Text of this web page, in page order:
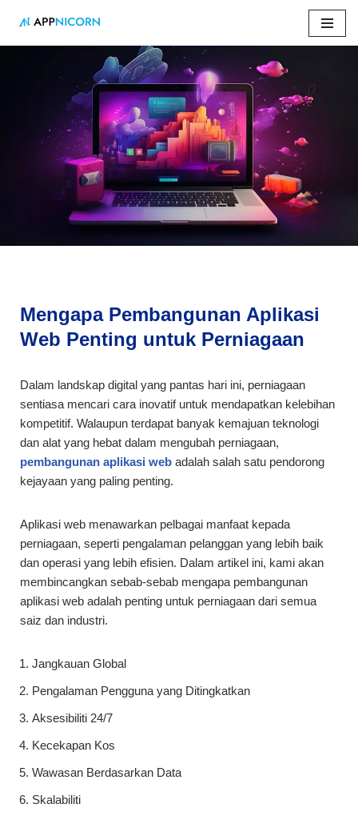
Skip
Mengapa Pembangunan Aplikasi Web Penting untuk
Perniagaan
Mengapa Pembangunan Aplikasi
Web Penting untuk Perniagaan
Dalam landskap digital yang pantas hari ini, perniagaan
sentiasa mencari cara inovatif untuk mendapatkan kelebihan
kompetitif. Walaupun terdapat banyak kemajuan teknologi
dan alat yang hebat dalam mengubah perniagaan,
pembangunan aplikasi web adalah salah satu pendorong
kejayaan yang paling penting.
Aplikasi web menawarkan pelbagai manfaat kepada
perniagaan, seperti pengalaman pelanggan yang lebih baik
dan operasi yang lebih efisien. Dalam artikel ini, kami akan
membincangkan sebab-sebab mengapa pembangunan
aplikasi web adalah penting untuk perniagaan dari semua
saiz dan industri.
Jangkauan Global
Pengalaman Pengguna yang Ditingkatkan
Aksesibiliti 24/7
Kecekapan Kos
Wawasan Berdasarkan Data
Skalabiliti